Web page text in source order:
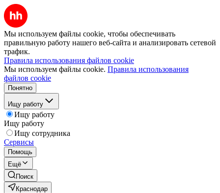
Мы используем файлы cookie, чтобы обеспечивать
правильную работу нашего веб-сайта и анализировать сетевой
трафик.
Правила использования файлов cookie
Мы используем файлы cookie. Правила использования
файлов cookie
Понятно
Ищу работу
Ищу работу
Ищу работу
Ищу сотрудника
Сервисы
Помощь
Ещё
Поиск
Краснодар